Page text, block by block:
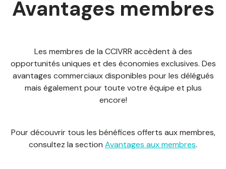
Avantages membres
Les membres de la CCIVRR accèdent à des
opportunités uniques et des économies exclusives. Des
avantages commerciaux disponibles pour les délégués
mais également pour toute votre équipe et plus
encore!
Pour découvrir tous les bénéfices offerts aux membres,
consultez la section Avantages aux membres.